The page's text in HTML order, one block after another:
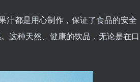
汁都是用心制作，保证了食品的安全
这种天然、健康的饮品，无论是在口